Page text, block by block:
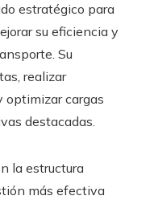
estratégico para
su eficiencia y
Su
realizar
optimizar cargas
destacadas.
la estructura
más efectiva